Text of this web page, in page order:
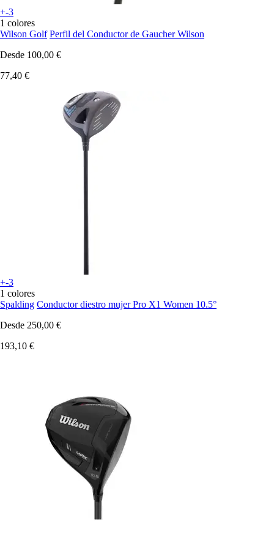
+-3
1 colores
Wilson Golf Perfil del Conductor de Gaucher Wilson
Desde 100,00 €
77,40 €
+-3
1 colores
Spalding Conductor diestro mujer Pro X1 Women 10.5°
Desde 250,00 €
193,10 €